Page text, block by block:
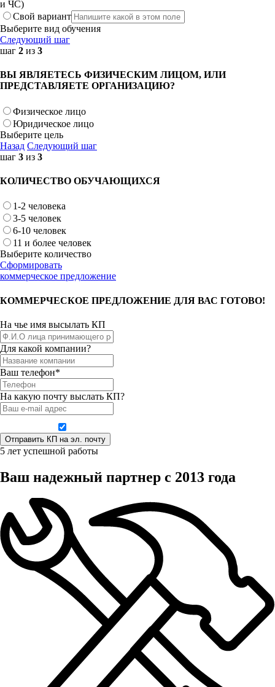
и ЧС)
Свой вариант
Выберите вид обучения
Следующий шаг
шаг 2 из 3
ВЫ ЯВЛЯЕТЕСЬ ФИЗИЧЕСКИМ ЛИЦОМ, ИЛИ
ПРЕДСТАВЛЯЕТЕ ОРГАНИЗАЦИЮ?
Физическое лицо
Юридическое лицо
Выберите цель
Назад Следующий шаг
шаг 3 из 3
КОЛИЧЕСТВО ОБУЧАЮЩИХСЯ
1-2 человека
3-5 человек
6-10 человек
11 и более человек
Выберите количество
Сформировать
коммерческое предложение
КОММЕРЧЕСКОЕ ПРЕДЛОЖЕНИЕ ДЛЯ ВАС ГОТОВО!
На чье имя высылать КП
Для какой компании?
Ваш телефон*
На какую почту выслать КП?
5 лет успешной работы
Ваш надежный партнер с 2013 года